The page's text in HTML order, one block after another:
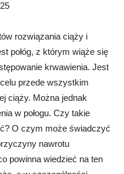
rozwiązania ciąży i
połóg, z którym wiąże się
krwawienia. Jest
przede wszystkim
ciąży. Można jednak
w połogu. Czy takie
O czym może świadczyć
nawrotu
powinna wiedzieć na ten